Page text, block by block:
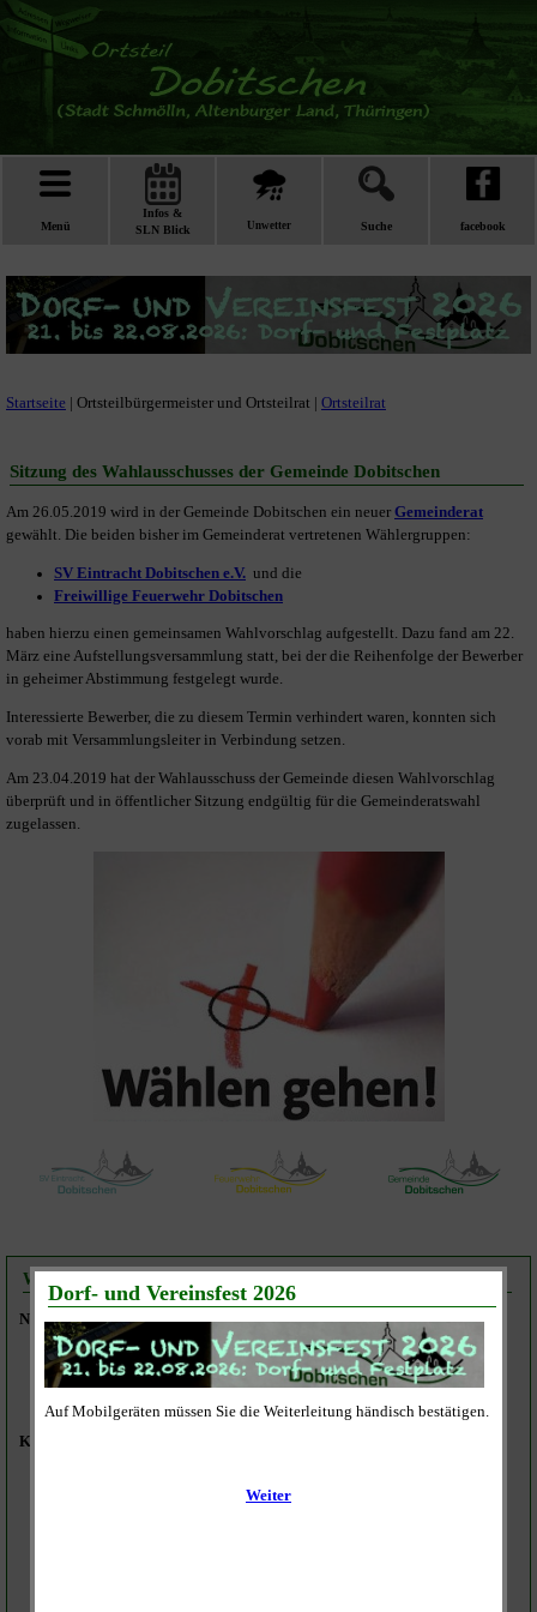
Menü
Infos &
SLN Blick
Unwetter Suche facebook
Startseite | Ortsteilbürgermeister und Ortsteilrat | Ortsteilrat
Sitzung des Wahlausschusses der Gemeinde Dobitschen
Am 26.05.2019 wird in der Gemeinde Dobitschen ein neuer Gemeinderat
gewählt. Die beiden bisher im Gemeinderat vertretenen Wählergruppen:
SV Eintracht Dobitschen e.V. und die
Freiwillige Feuerwehr Dobitschen
haben hierzu einen gemeinsamen Wahlvorschlag aufgestellt. Dazu fand am 22.
März eine Aufstellungsversammlung statt, bei der die Reihenfolge der Bewerber
in geheimer Abstimmung festgelegt wurde.
Interessierte Bewerber, die zu diesem Termin verhindert waren, konnten sich
vorab mit Versammlungsleiter in Verbindung setzen.
Am 23.04.2019 hat der Wahlausschuss der Gemeinde diesen Wahlvorschlag
überprüft und in öffentlicher Sitzung endgültig für die Gemeinderatswahl
zugelassen.
Wahlvorschlag zur Gemeinderatswahl am 26.05.2019
Name des Wahlvorschlages:
Gemeinsamer Wahlvorschlag der Wählervereinigungen
Freiwillige Feuerwehr Dobitschen und
Sportverein Eintracht Dobitschen
Kandidaten: